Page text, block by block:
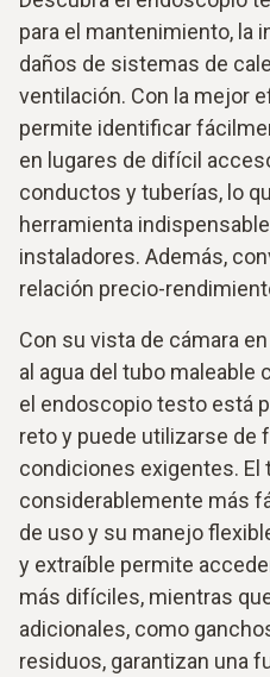
para el mantenimiento, la
daños de sistemas de
ventilación. Con la mejor
permite identificar
en lugares de difícil
conductos y tuberías, lo
herramienta
instaladores. Además,
relación precio-
Con su vista de cámara
al agua del tubo maleable
el endoscopio testo está
reto y puede utilizarse de
condiciones exigentes. El
considerablemente más
de uso y su manejo
y extraíble permite
más difíciles, mientras
adicionales, como
residuos, garantizan una